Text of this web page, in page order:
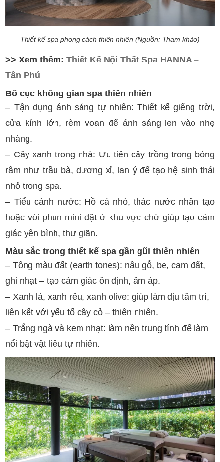
Thiết kế spa phong cách thiên nhiên (Nguồn: Tham khảo)
>> Xem thêm:Thiết Kế Nội Thất Spa HANNA –
Tân Phú
Bố cục không gian spa thiên nhiên
– Tận dụng ánh sáng tự nhiên: Thiết kế giếng trời,
cửa kính lớn, rèm voan để ánh sáng len vào nhẹ
nhàng.
– Cây xanh trong nhà: Ưu tiên cây trồng trong bóng
râm như trầu bà, dương xỉ, lan ý để tạo hệ sinh thái
nhỏ trong spa.
– Tiểu cảnh nước: Hồ cá nhỏ, thác nước nhân tạo
hoặc vòi phun mini đặt ở khu vực chờ giúp tạo cảm
giác yên bình, thư giãn.
Màu sắc trong thiết kế spa gần gũi thiên nhiên
– Tông màu đất (earth tones): nâu gỗ, be, cam đất,
ghi nhạt – tạo cảm giác ổn định, ấm áp.
– Xanh lá, xanh rêu, xanh olive: giúp làm dịu tâm trí,
liên kết với yếu tố cây cỏ – thiên nhiên.
– Trắng ngà và kem nhạt: làm nền trung tính để làm
nổi bật vật liệu tự nhiên.